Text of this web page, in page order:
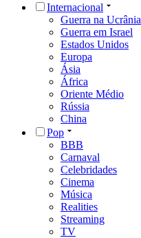
Internacional
Guerra na Ucrânia
Guerra em Israel
Estados Unidos
Europa
Ásia
África
Oriente Médio
Rússia
China
Pop
BBB
Carnaval
Celebridades
Cinema
Música
Realities
Streaming
TV